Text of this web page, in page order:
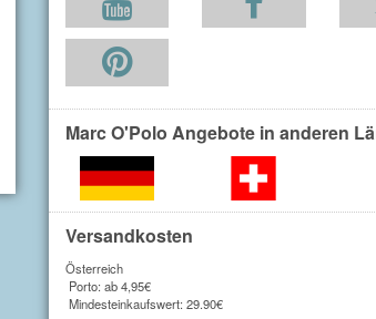
Marc O'Polo Angebote in anderen
Versandkosten
Österreich
Porto: ab 4,95€
Mindesteinkaufswert: 29.90€